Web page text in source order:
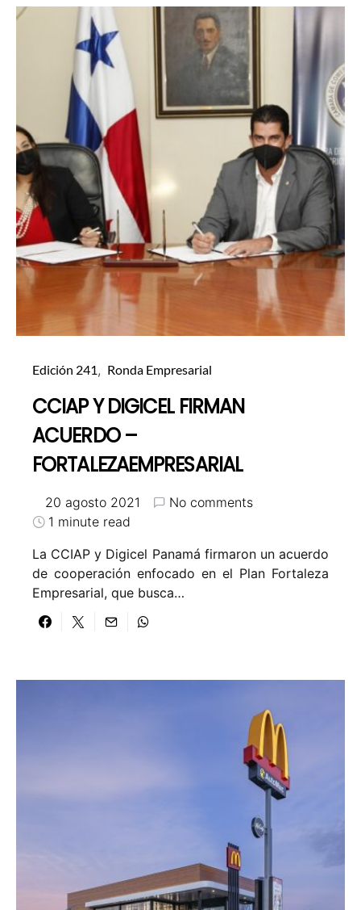
Edición 241 Ronda Empresarial
CCIAP Y DIGICEL FIRMAN
ACUERDO –
FORTALEZAEMPRESARIAL
20 agosto 2021
No comments
1 minute read
La CCIAP y Digicel Panamá firmaron un acuerdo
de cooperación enfocado en el Plan Fortaleza
Empresarial, que busca…